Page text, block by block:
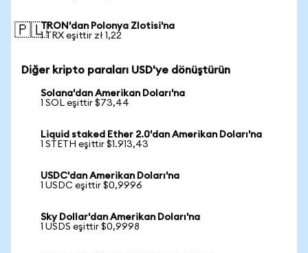
🇵🇱TRON'dan Polonya Zlotisi'na
1 TRX eşittir zł 1,22
Diğer kripto paraları USD'ye dönüştürün
Solana'dan Amerikan Doları'na
1 SOL eşittir $73,44
Liquid staked Ether 2.0'dan Amerikan Doları'na
1 STETH eşittir $1.913,43
USDC'dan Amerikan Doları'na
1 USDC eşittir $0,9996
Sky Dollar'dan Amerikan Doları'na
1 USDS eşittir $0,9998